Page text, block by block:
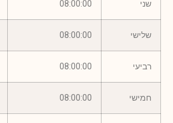
שני 08:00:00
שלישי 08:00:00
רביעי 08:00:00
חמישי 08:00:00